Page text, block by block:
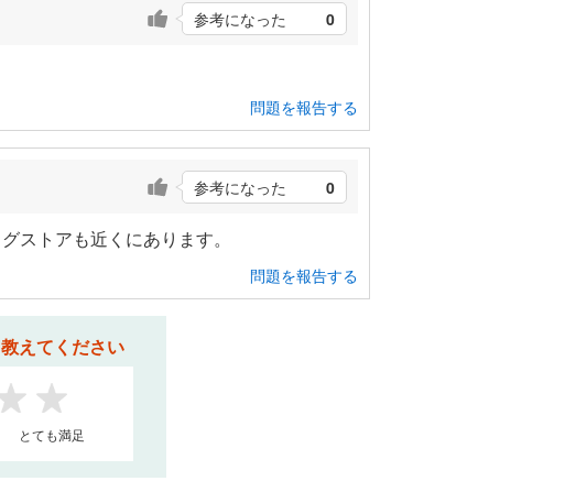
参考になった 0
問題を報告する
参考になった 0
ストアも近くにあります。
問題を報告する
えてください
4 5
とても満足